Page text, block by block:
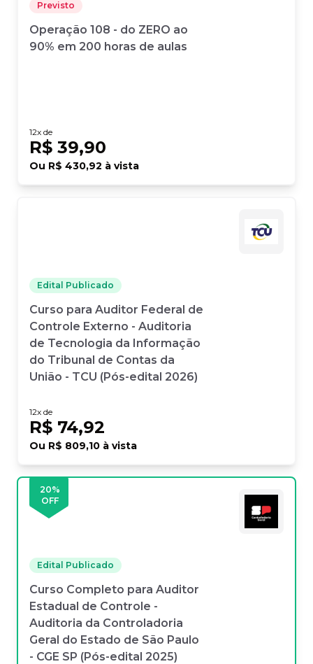
Previsto
Operação 108 - do ZERO ao
90% em 200 horas de aulas
12x de
R$ 39,90
Ou R$ 430,92 à vista
Edital Publicado
Curso para Auditor Federal de
Controle Externo - Auditoria
de Tecnologia da Informação
do Tribunal de Contas da
União - TCU (Pós-edital 2026)
12x de
R$ 74,92
Ou R$ 809,10 à vista
20%
OFF
Edital Publicado
Curso Completo para Auditor
Estadual de Controle -
Auditoria da Controladoria
Geral do Estado de São Paulo
- CGE SP (Pós-edital 2025)